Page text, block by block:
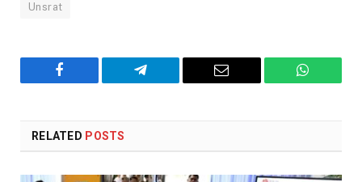
Unsrat
Facebook Telegram Email
RELATED POSTS